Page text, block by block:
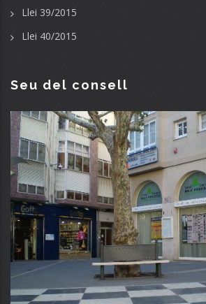
Llei 39/2015
Llei 40/2015
Seu del consell